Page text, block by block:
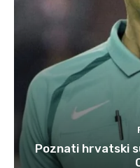
Poznati hrvatski